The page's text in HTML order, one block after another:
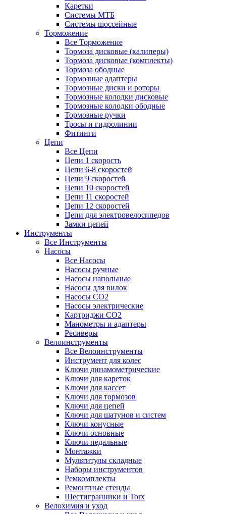
Каретки
Системы МТБ
Системы шоссейные
Торможение
Все Торможение
Тормоза дисковые (калиперы)
Тормоза дисковые (комплекты)
Тормоза ободные
Тормозные адаптеры
Тормозные диски и роторы
Тормозные колодки дисковые
Тормозные колодки ободные
Тормозные ручки
Тросы и гидролинии
Фитинги
Цепи
Все Цепи
Цепи 1 скорость
Цепи 6-8 скоростей
Цепи 9 скоростей
Цепи 10 скоростей
Цепи 11 скоростей
Цепи 12 скоростей
Цепи для электровелосипедов
Замки цепей
Инструменты
Все Инструменты
Насосы
Все Насосы
Насосы ручные
Насосы напольные
Насосы для вилок
Насосы CO2
Насосы электрические
Картриджи CO2
Манометры и адаптеры
Ресиверы
Велоинструменты
Все Велоинструменты
Инструмент для колес
Ключи динамометрические
Ключи для кареток
Ключи для кассет
Ключи для тормозов
Ключи для цепей
Ключи для шатунов и систем
Ключи конусные
Ключи основные
Ключи педальные
Монтажки
Мультитулы складные
Наборы инструментов
Ремкомплекты
Ремонтные стенды
Шестигранники и Torx
Велохимия и уход